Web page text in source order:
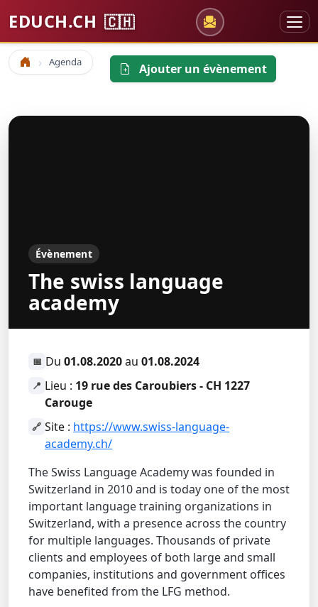
EDUCH.CH 🇨🇭
Accueil Agenda Ajouter un évènement
Évènement
The swiss language
academy
📅 Du 01.08.2020au 01.08.2024
📍 Lieu : 19 rue des Caroubiers - CH 1227
Carouge
🔗 Site : https://www.swiss-language-
academy.ch/
The Swiss Language Academy was founded in
Switzerland in 2010 and is today one of the most
important language training organizations in
Switzerland, with a presence across the country
for multiple languages. Thousands of private
clients and employees of both large and small
companies, institutions and government offices
have benefited from the LFG method.